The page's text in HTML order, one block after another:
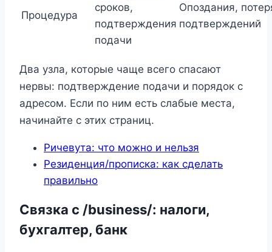
Процедура
сроков,
подтверждения
подачи
Опоздания,
подтверждений
Два узла, которые чаще всего спасают
нервы: подтверждение подачи и порядок с
адресом. Если по ним есть слабые места,
начинайте с этих страниц.
Ричевута: что можно и нельзя
Резиденция/прописка: как сделать
правильно
Связка с /business/: налоги,
бухгалтер, банк